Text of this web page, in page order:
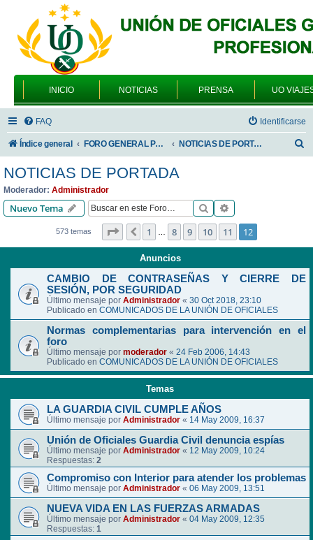
INICIO NOTICIAS PRENSA UO
FAQ Identificarse
Índice general FORO GENERAL PARA TODOS LOS USUARIOS NOTICIAS DE PORTADA
NOTICIAS DE PORTADA
Moderador: Administrador
Nuevo Tema Buscar
573 temas Página 12de12
Anterior
1 … 8 9 10 11 12
Anuncios
CAMBIO DE CONTRASEÑAS Y CIERRE DE
SESIÓN, POR SEGURIDAD
Último mensaje por Administrador « 30 Oct 2018, 23:10
Publicado en COMUNICADOS DE LA UNIÓN DE OFICIALES
Normas complementarias para intervención en el
foro
Último mensaje por moderador « 24 Feb 2006, 14:43
Publicado en COMUNICADOS DE LA UNIÓN DE OFICIALES
Temas
LA GUARDIA CIVIL CUMPLE AÑOS
Último mensaje por Administrador « 14 May 2009, 16:37
Unión de Oficiales Guardia Civil denuncia espías
Último mensaje por Administrador « 12 May 2009, 10:24
Respuestas: 2
Compromiso con Interior para atender los problemas
Último mensaje por Administrador « 06 May 2009, 13:51
NUEVA VIDA EN LAS FUERZAS ARMADAS
Último mensaje por Administrador « 04 May 2009, 12:35
Respuestas: 1